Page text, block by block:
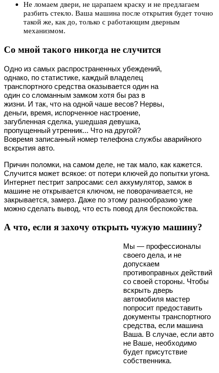
Не ломаем двери, не царапаем краску и не предлагаем
разбить стекло. Ваша машина после открытия будет точно
такой же, как до, только с работающим дверным
механизмом.
Со мной такого никогда не случится
Одно из самых распространенных убеждений,
однако, по статистике, каждый владелец
транспортного средства оказывается один на
один со сломанным замком хотя бы раз в
жизни. И так, что на одной чаше весов? Нервы,
деньги, время, испорченное настроение,
загубленная сделка, ушедшая девушка,
пропущенный утренник... Что на другой?
Вовремя записанный номер телефона службы аварийного
вскрытия авто.
Причин поломки, на самом деле, не так мало, как кажется.
Случится может всякое: от потери ключей до попытки угона.
Интернет пестрит запросами: сел аккумулятор, замок в
машине не открывается ключом, не поворачивается, не
закрывается, замерз. Даже по этому разнообразию уже
можно сделать вывод, что есть повод для беспокойства.
А что, если я захочу открыть чужую машину?
Мы — профессионалы
своего дела, и не
допускаем
противоправных действий
со своей стороны. Чтобы
вскрыть дверь
автомобиля мастер
попросит предоставить
документы транспортного
средства, если машина
Ваша. В случае, если авто
не Ваше, необходимо
будет присутствие
собственника.